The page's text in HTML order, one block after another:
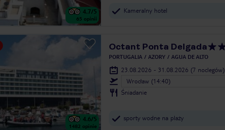
4.7/5
65 opinii
Kameralny hotel
4.6/5
1482 opinie
Octant Ponta Delgada
PORTUGALIA AZORY AGUA DE ALTO
23.08.2026 - 31.08.2026 (7 noclegów)
Wrocław (14:40)
Śniadanie
sporty wodne na plaży